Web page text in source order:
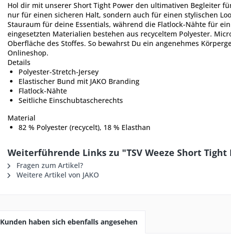
Hol dir mit unserer Short Tight Power den ultimativen Begleiter
nur für einen sicheren Halt, sondern auch für einen stylischen
Stauraum für deine Essentials, während die Flatlock-Nähte für
eingesetzten Materialien bestehen aus recyceltem Polyester.
Oberfläche des Stoffes. So bewahrst Du ein angenehmes
Onlineshop.
Details
Polyester-Stretch-Jersey
Elastischer Bund mit JAKO Branding
Flatlock-Nähte
Seitliche Einschubtascherechts
Material
82 % Polyester (recycelt), 18 % Elasthan
Weiterführende Links zu "TSV Weeze Short Tight
Fragen zum Artikel?
Weitere Artikel von JAKO
Kunden haben sich ebenfalls angesehen